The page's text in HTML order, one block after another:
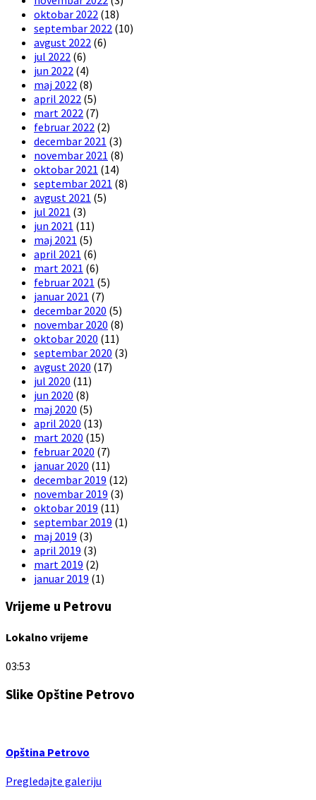
oktobar 2022 (18)
septembar 2022 (10)
avgust 2022 (6)
jul 2022 (6)
jun 2022 (4)
maj 2022 (8)
april 2022 (5)
mart 2022 (7)
februar 2022 (2)
decembar 2021 (3)
novembar 2021 (8)
oktobar 2021 (14)
septembar 2021 (8)
avgust 2021 (5)
jul 2021 (3)
jun 2021 (11)
maj 2021 (5)
april 2021 (6)
mart 2021 (6)
februar 2021 (5)
januar 2021 (7)
decembar 2020 (5)
novembar 2020 (8)
oktobar 2020 (11)
septembar 2020 (3)
avgust 2020 (17)
jul 2020 (11)
jun 2020 (8)
maj 2020 (5)
april 2020 (13)
mart 2020 (15)
februar 2020 (7)
januar 2020 (11)
decembar 2019 (12)
novembar 2019 (3)
oktobar 2019 (11)
septembar 2019 (1)
maj 2019 (3)
april 2019 (3)
mart 2019 (2)
januar 2019 (1)
Vrijeme u Petrovu
Lokalno vrijeme
03:53
Slike Opštine Petrovo
Opština Petrovo
Pregledajte galeriju